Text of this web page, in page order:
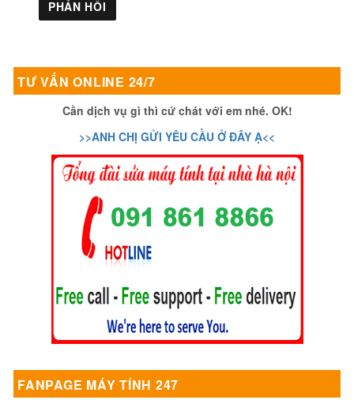
TƯ VẤN ONLINE 24/7
Cần dịch vụ gì thì cứ chát với em nhé. OK!
>>ANH CHỊ GỬI YÊU CẦU Ở ĐÂY Ạ<<
FANPAGE MÁY TÍNH 247